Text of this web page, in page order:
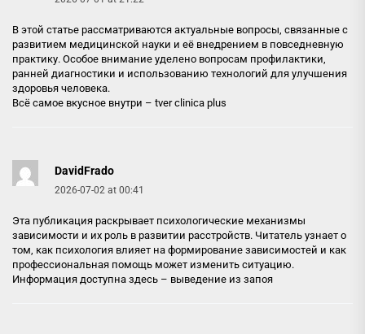
В этой статье рассматриваются актуальные вопросы, связанные с
развитием медицинской науки и её внедрением в повседневную
практику. Особое внимание уделено вопросам профилактики,
ранней диагностики и использованию технологий для улучшения
здоровья человека.
Всё самое вкусное внутри – tver clinica plus
DavidFrado
2026-07-02 at 00:41
Эта публикация раскрывает психологические механизмы
зависимости и их роль в развитии расстройств. Читатель узнает о
том, как психология влияет на формирование зависимостей и как
профессиональная помощь может изменить ситуацию.
Информация доступна здесь – выведение из запоя